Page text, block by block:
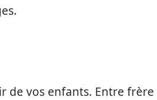
de vos enfants. Entre frère